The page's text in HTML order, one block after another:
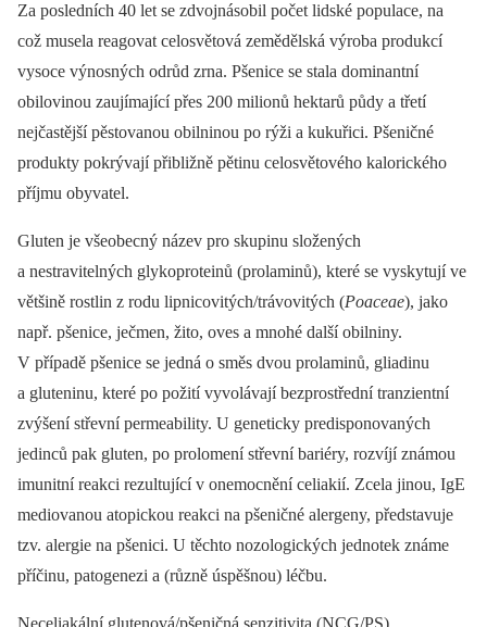
Za posledních 40 let se zdvojnásobil počet lidské populace, na
což musela reagovat celosvětová zemědělská výroba produkcí
vysoce výnosných odrůd zrna. Pšenice se stala dominantní
obilovinou zaujímající přes 200 milionů hektarů půdy a třetí
nejčastější pěstovanou obilninou po rýži a kukuřici. Pšeničné
produkty pokrývají přibližně pětinu celosvětového kalorického
příjmu obyvatel.
Gluten je všeobecný název pro skupinu složených
a nestravitelných glykoproteinů (prolaminů), které se vyskytují ve
většině rostlin z rodu lipnicovitých/trávovitých (Poaceae), jako
např. pšenice, ječmen, žito, oves a mnohé další obilniny.
V případě pšenice se jedná o směs dvou prolaminů, gliadinu
a gluteninu, které po požití vyvolávají bezprostřední tranzientní
zvýšení střevní permeability. U geneticky predisponovaných
jedinců pak gluten, po prolomení střevní bariéry, rozvíjí známou
imunitní reakci rezultující v onemocnění celiakií. Zcela jinou, IgE
mediovanou atopickou reakci na pšeničné alergeny, představuje
tzv. alergie na pšenici. U těchto nozologických jednotek známe
příčinu, patogenezi a (různě úspěšnou) léčbu.